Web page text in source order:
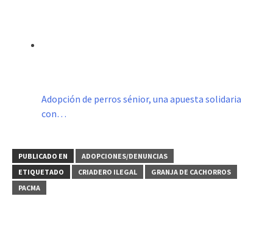
Adopción de perros sénior, una apuesta solidaria
con…
PUBLICADO EN
ADOPCIONES/DENUNCIAS
ETIQUETADO
CRIADERO ILEGAL
GRANJA DE CACHORROS
PACMA